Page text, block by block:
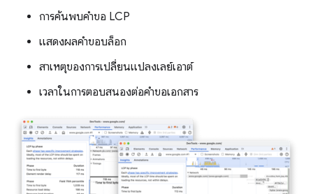
การค้นพบคำขอ LCP
แสดงผลคำขอบล็อก
สาเหตุของการเปลี่ยนแปลงเลย์เอาต์
เวลาในการตอบสนองต่อคำขอเอกสาร